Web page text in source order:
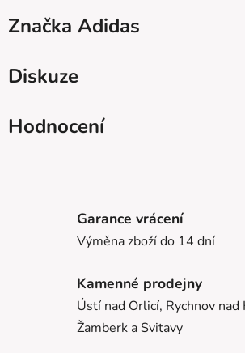
Značka Adidas
Diskuze
Hodnocení
Garance vrácení
Výměna zboží do 14 dní
Kamenné prodejny
Ústí nad Orlicí, Rychnov nad
Žamberk a Svitavy